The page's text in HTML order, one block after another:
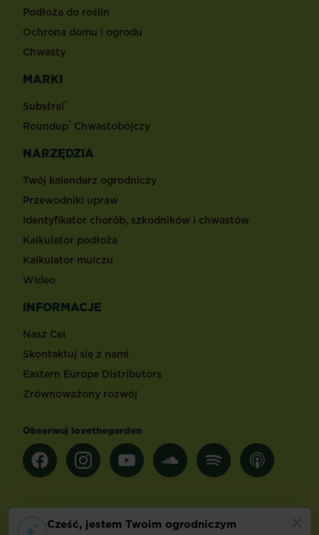
Podłoża do roślin
Ochrona domu i ogrodu
Chwasty
MARKI
Substral®
Roundup® Chwastobójczy
NARZĘDZIA
Twój kalendarz ogrodniczy
Przewodniki upraw
Identyfikator chorób, szkodników i chwastów
Kalkulator podłoża
Kalkulator mulczu
Wideo
INFORMACJE
Nasz Cel
Skontaktuj się z nami
Eastern Europe Distributors
Zrównoważony rozwój
Obserwuj lovethegarden